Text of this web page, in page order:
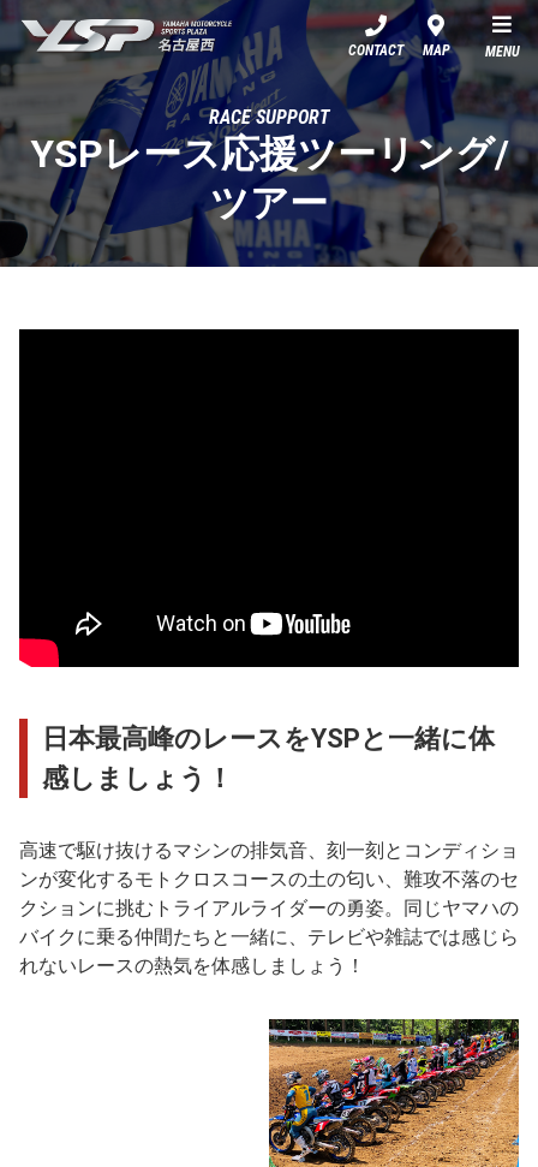
YSP名古屋西
CONTACT MAP MENU
RACE SUPPORT
YSPレース応援ツーリング/
ツアー
日本最高峰のレースをYSPと一緒に体
感しましょう！
高速で駆け抜けるマシンの排気音、刻一刻とコンディショ
ンが変化するモトクロスコースの土の匂い、難攻不落のセ
クションに挑むトライアルライダーの勇姿。同じヤマハの
バイクに乗る仲間たちと一緒に、テレビや雑誌では感じら
れないレースの熱気を体感しましょう！